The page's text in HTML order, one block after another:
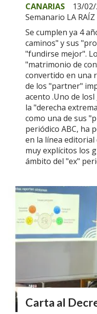
Semanario LA RAÍZ
CANARIAS 13/
Se cumplen ya 4
caminos" y sus
"fundirse mejor".
"matrimonio de
convertido en una
de los "partner"
acento .Uno de
la "derecha
como una de sus
periódico ABC, ha
en la línea editorial
muy explícitos los
ámbito del "ex"
Carta al